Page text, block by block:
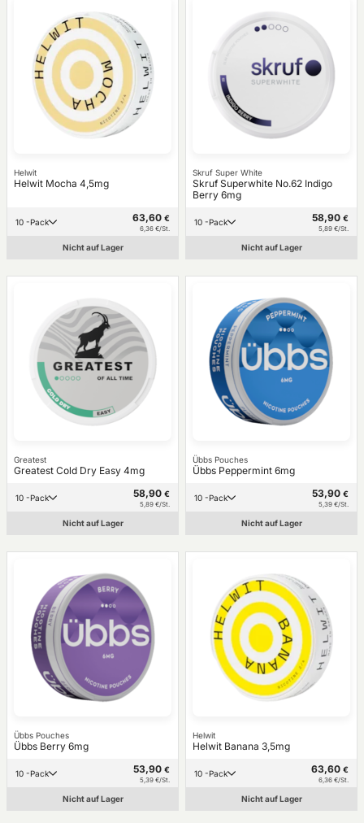
Helwit
Helwit Mocha 4,5mg
10 -Pack 63,60 €
6,36 €/St.
Nicht auf Lager
Skruf Super White
Skruf Superwhite No.62 Indigo
Berry 6mg
10 -Pack 58,90 €
5,89 €/St.
Nicht auf Lager
Greatest
Greatest Cold Dry Easy 4mg
10 -Pack 58,90 €
5,89 €/St.
Nicht auf Lager
Übbs Pouches
Übbs Peppermint 6mg
10 -Pack 53,90 €
5,39 €/St.
Nicht auf Lager
Übbs Pouches
Übbs Berry 6mg
10 -Pack 53,90 €
5,39 €/St.
Nicht auf Lager
Helwit
Helwit Banana 3,5mg
10 -Pack 63,60 €
6,36 €/St.
Nicht auf Lager